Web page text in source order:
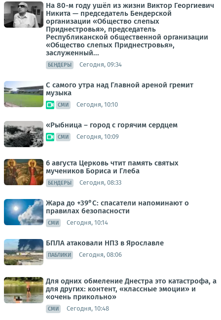
На 80-м году ушёл из жизни Виктор Георгиевич
Никита — председатель Бендерской
организации «Общество слепых
Приднестровья», председатель
Республиканской общественной организации
«Общество слепых Приднестровья»,
заслуженный...
БЕНДЕРЫ Сегодня, 09:34
С самого утра над Главной ареной гремит
музыка
СМИ Сегодня, 10:10
«Рыбница – город с горячим сердцем
СМИ Сегодня, 10:09
6 августа Церковь чтит память святых
мучеников Бориса и Глеба
БЕНДЕРЫ Сегодня, 08:33
Жара до +39°С: спасатели напоминают о
правилах безопасности
СМИ Сегодня, 10:14
БПЛА атаковали НПЗ в Ярославле
ПАБЛИКИ Сегодня, 08:06
Для одних обмеление Днестра это катастрофа, а
для других: контент, «классные эмоции» и
«очень прикольно»
СМИ Сегодня, 10:48